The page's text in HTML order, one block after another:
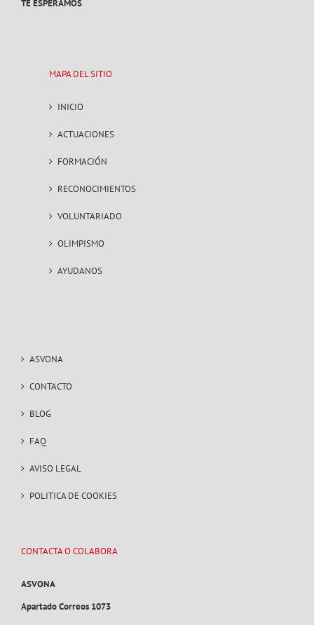
TE ESPERAMOS
MAPA DEL SITIO
INICIO
ACTUACIONES
FORMACIÓN
RECONOCIMIENTOS
VOLUNTARIADO
OLIMPISMO
AYUDANOS
ASVONA
CONTACTO
BLOG
FAQ
AVISO LEGAL
POLITICA DE COOKIES
CONTACTA O COLABORA
ASVONA
Apartado Correos 1073